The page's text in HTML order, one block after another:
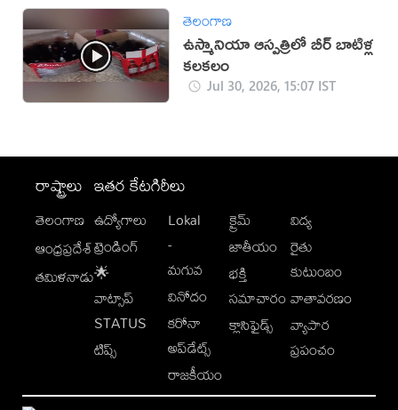
తెలంగాణ
ఉస్మానియా ఆస్పత్రిలో బీర్ బాటిళ్ల
కలకలం
Jul 30, 2026, 15:07 IST
రాష్ట్రాలు
తెలంగాణ
ఆంధ్రప్రదేశ్
తమిళనాడు
ఇతర కేటగిరీలు
ఉద్యోగాలు
ట్రెండింగ్
🌟
వాట్సాప్
STATUS
టిప్స్
Lokal
-
మగువ
వినోదం
కరోనా
అప్‌డేట్స్
రాజకీయం
క్రైమ్
జాతీయం
భక్తి
సమాచారం
క్లాసిఫైడ్స్
విద్య
రైతు
కుటుంబం
వాతావరణం
వ్యాపార
ప్రపంచం